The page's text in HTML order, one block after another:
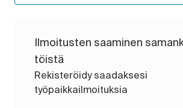
Ilmoitusten saaminen
töistä
Rekisteröidy saadaksesi
työpaikkailmoituksia